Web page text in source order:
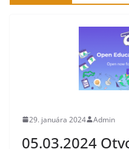
29. januára 2024 Admin
05.03.2024